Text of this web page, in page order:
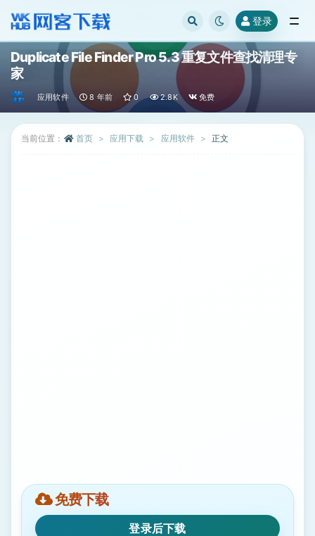
登录
Duplicate File Finder Pro 5.3 重复文件查找清理专
家
应用软件 8 年前 0 2.8K 免费
当前位置： 首页 应用下载 应用软件 正文
免费下载
登录后下载
全部